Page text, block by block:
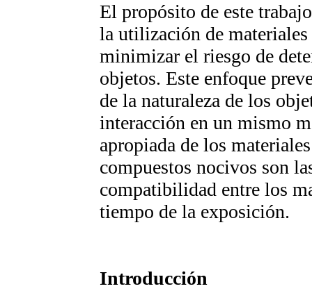
El propósito de este
la utilización de
minimizar el riesgo de
objetos. Este enfoque
de la naturaleza de los
interacción en un mismo
apropiada de los
compuestos nocivos son
compatibilidad entre los
tiempo de la exposición.
Introducción